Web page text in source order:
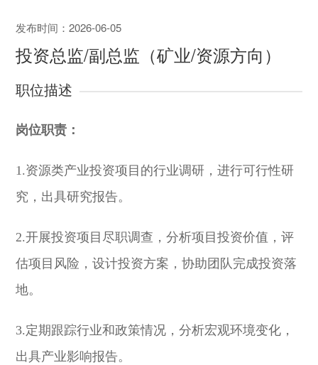
发布时间：2026-06-05
投资总监/副总监（矿业/资源方向）
职位描述
岗位职责：
1.资源类产业投资项目的行业调研，进行可行性研
究，出具研究报告。
2.开展投资项目尽职调查，分析项目投资价值，评
估项目风险，设计投资方案，协助团队完成投资落
地。
3.定期跟踪行业和政策情况，分析宏观环境变化，
出具产业影响报告。